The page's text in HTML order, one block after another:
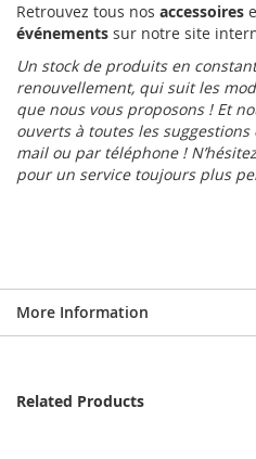
Retrouvez tous nos accessoires
événements sur notre site
Un stock de produits en
renouvellement, qui suit les
que nous vous proposons ! Et
ouverts à toutes les
mail ou par téléphone !
pour un service toujours plus
More Information
Related Products